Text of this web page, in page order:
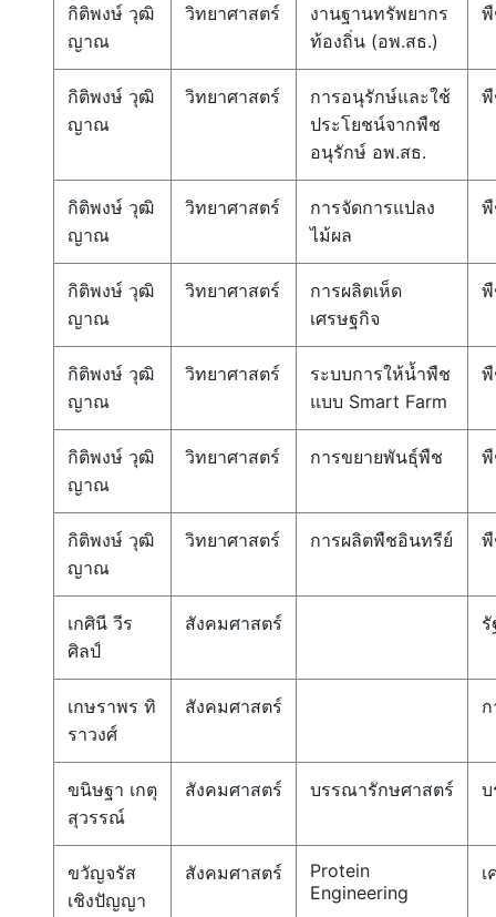
กิติพงษ์ วุฒิ
ญาณ
วิทยาศาสตร์
งานฐานทรัพยากร
ท้องถิ่น (อพ.สธ.)
กิติพงษ์ วุฒิ
ญาณ
วิทยาศาสตร์
การอนุรักษ์และใช้
ประโยชน์จากพืช
อนุรักษ์ อพ.สธ.
กิติพงษ์ วุฒิ
ญาณ
วิทยาศาสตร์
การจัดการแปลง
ไม้ผล
กิติพงษ์ วุฒิ
ญาณ
วิทยาศาสตร์
การผลิตเห็ด
เศรษฐกิจ
กิติพงษ์ วุฒิ
ญาณ
วิทยาศาสตร์
ระบบการให้น้ำพืช
แบบ Smart Farm
กิติพงษ์ วุฒิ
ญาณ
วิทยาศาสตร์ การขยายพันธ์ุพืช
กิติพงษ์ วุฒิ
ญาณ
วิทยาศาสตร์ การผลิตพืชอินทรีย์
เกศินี วีร
ศิลป์
สังคมศาสตร์
เกษราพร ทิ
ราวงศ์
สังคมศาสตร์
ขนิษฐา เกตุ
สุวรรณ์
สังคมศาสตร์ บรรณารักษศาสตร์
ขวัญจรัส
เชิงปัญญา
สังคมศาสตร์
Protein
Engineering
เ